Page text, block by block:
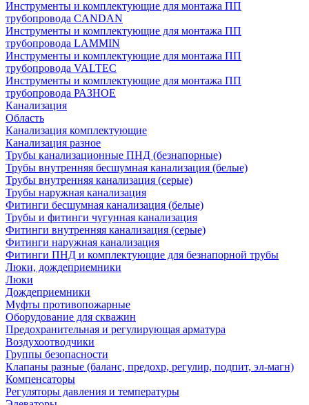
Инструменты и комплектующие для монтажа ПП
трубопровода CANDAN
Инструменты и комплектующие для монтажа ПП
трубопровода LAMMIN
Инструменты и комплектующие для монтажа ПП
трубопровода VALTEC
Инструменты и комплектующие для монтажа ПП
трубопровода РАЗНОЕ
Канализация
Область
Канализация комплектующие
Канализация разное
Трубы канализационные ПНД (безнапорные)
Трубы внутренняя бесшумная канализация (белые)
Трубы внутренняя канализация (серые)
Трубы наружная канализация
Фитинги бесшумная канализация (белые)
Трубы и фитинги чугунная канализация
Фитинги внутренняя канализация (серые)
Фитинги наружная канализация
Фитинги ПНД и комплектующие для безнапорной трубы
Люки, дождеприемники
Люки
Дождеприемники
Муфты противопожарные
Оборудование для скважин
Предохранительная и регулирующая арматура
Воздухоотводчики
Группы безопасности
Клапаны разные (баланс, предохр, регулир, подпит, эл-магн)
Компенсаторы
Регуляторы давления и температуры